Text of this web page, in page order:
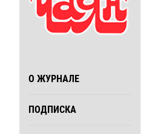
О ЖУРНАЛЕ
ПОДПИСКА